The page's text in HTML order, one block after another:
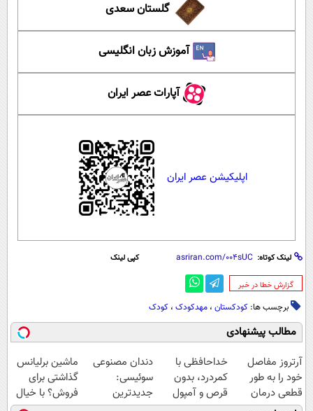
گلستان سعدی
آموزش زبان انگلیسی
آپارات عصر ایران
اپلیکیشن عصر ایران
لینک کوتاه: کپی لینک
‌گزارش خطا در خبر
برچسب ها: کودکستان‌ ، مهدکودک ، کودک
مطالب پیشنهادی
آرتروز مفاصل
خود را به طور
قطعی درمان
خداحافظی با
کمردرد، بدون
قرص و آمپول
دندان مصنوعی
سوئیسی:
جدیدترین
ماشین برلیانس
گذاشتی برای
فروش؟ با خیال